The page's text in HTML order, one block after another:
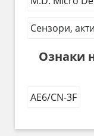
Сензори,
Ознаки
AE6/CN-3F